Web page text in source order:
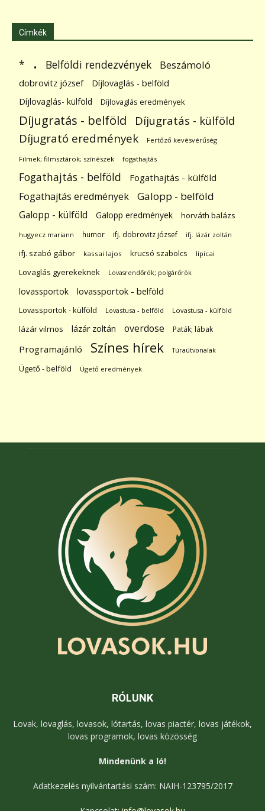
Címkék
* . Belföldi rendezvények Beszámoló
dobrovitz józsef
Díjlovaglás - belföld
Díjlovaglás- külföld
Díjlovaglás eredmények
Díjugratás - belföld Díjugratás - külföld
Díjugrató eredmények Fertőző kevésvérűség
Filmek; filmsztárok; színészek fogathajtás
Fogathajtás - belföld Fogathajtás - külföld
Fogathajtás eredmények Galopp - belföld
Galopp - külföld Galopp eredmények horváth balázs
hugyecz mariann humor ifj. dobrovitz józsef ifj. lázár zoltán
ifj. szabó gábor kassai lajos krucsó szabolcs lipicai
Lovaglás gyerekeknek Lovasrendőrök; polgárőrök
lovassportok lovassportok - belföld
Lovassportok - külföld Lovastusa - belföld Lovastusa - külföld
lázár vilmos lázár zoltán overdose Paták; lábak
Programajánló Színes hírek Túraútvonalak
Ügető - belföld Ügető eredmények
RÓLUNK
Lovak, lovaglás, lovasok, lótartás, lovas piactér, lovas játékok,
lovas programok, lovas közösség
Mindenünk a ló!
Adatkezelés nyilvántartási szám: NAIH-123795/2017